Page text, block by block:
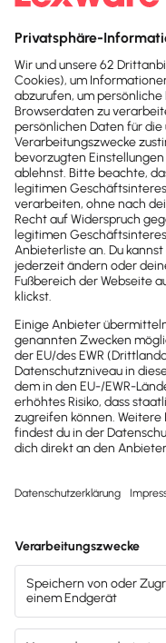
Newsletter
Brandheiße
News direkt
dein
wichtige News zu
hilfreiche Praxis-
kostenlose Tools für
Unternehmen
Dann abonniere